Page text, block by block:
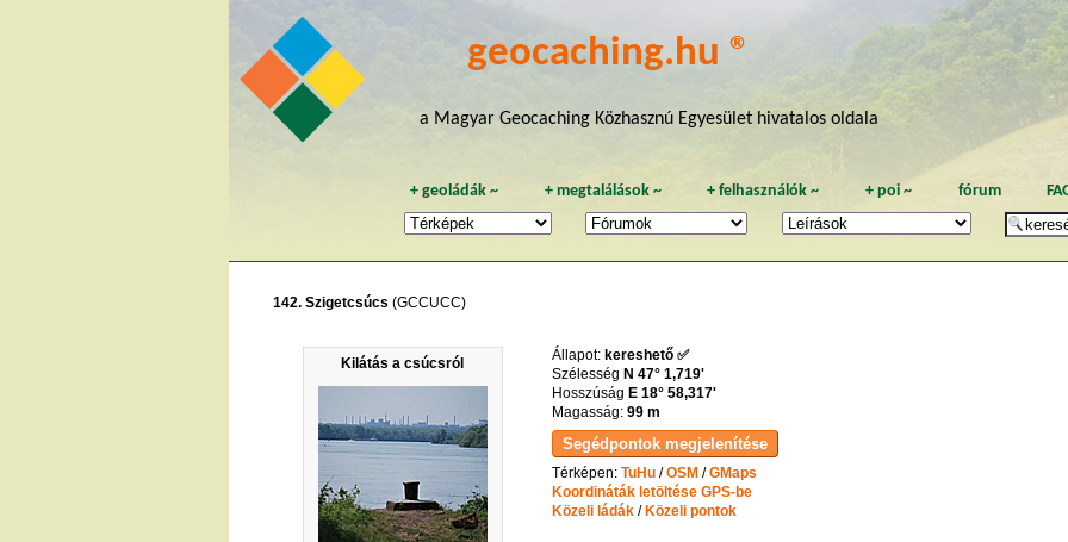
geocaching.hu ®
a Magyar Geocaching Közhasznú Egyesület hivatalos oldala
+geoládák ~ + megtalálások~ +felhasználók ~ + poi~ fórum
142. Szigetcsúcs (GCCUCC)
Kilátás a csúcsról Állapot: kereshető ✅
Szélesség N 47° 1,719'
Hosszúság E 18° 58,317'
Magasság: 99 m
Térképen: TuHu/OSM /GMaps
Koordináták letöltése GPS-be
Közeli ládák/ Közeli pontok